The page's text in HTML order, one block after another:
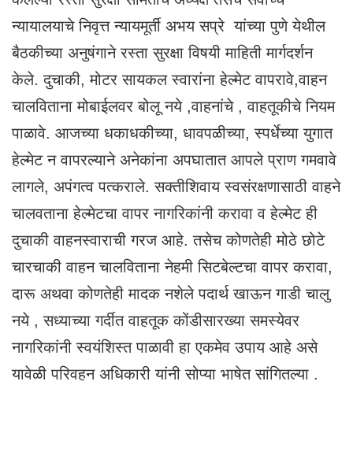
न्यायालयाचे निवृत्त न्यायमूर्ती अभय सप्रे यांच्या पुणे येथील
बैठकीच्या अनुषंगाने रस्ता सुरक्षा विषयी माहिती मार्गदर्शन
केले. दुचाकी, मोटर सायकल स्वारांना हेल्मेट वापरावे,वाहन
चालविताना मोबाईलवर बोलू नये ,वाहनांचे , वाहतूकीचे नियम
पाळावे. आजच्या धकाधकीच्या, धावपळीच्या, स्पर्धेच्या युगात
हेल्मेट न वापरल्याने अनेकांना अपघातात आपले प्राण गमवावे
लागले, अपंगत्व पत्कराले. सक्तीशिवाय स्वसंरक्षणासाठी वाहने
चालवताना हेल्मेटचा वापर‌‌ नागरिकांनी करावा व हेल्मेट ही
दुचाकी वाहनस्वाराची गरज आहे. तसेच कोणतेही मोठे छोटे
चारचाकी वाहन चालविताना नेहमी सिटबेल्टचा वापर करावा,
दारू अथवा कोणतेही मादक नशेले पदार्थ खाऊन गाडी चालु
नये , सध्याच्या गर्दीत वाहतूक कोंडीसारख्या समस्येवर
नागरिकांनी स्वयंशिस्त पाळावी हा एकमेव उपाय आहे असे
यावेळी परिवहन अधिकारी यांनी सोप्या भाषेत सांगितल्या .